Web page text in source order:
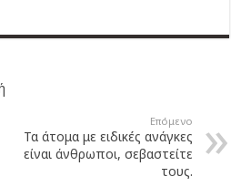
Επόμενο
Τα άτομα με ειδικές ανάγκες
είναι άνθρωποι, σεβαστείτε
τους.